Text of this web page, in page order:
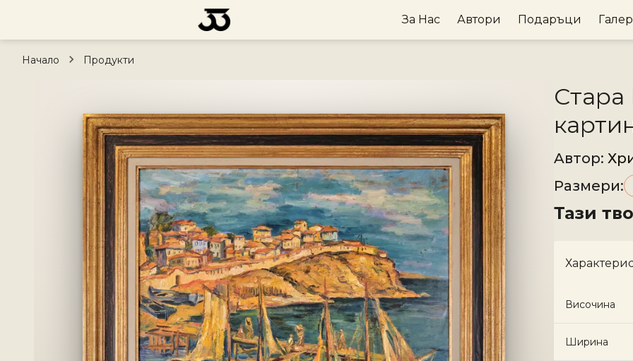
За Нас Автори Подаръци
Начало Продукти
Стара
Aвтор:
Размери:
Тази
Височина
Ширина